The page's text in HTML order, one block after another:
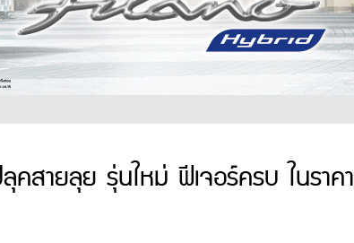
ายลุย รุ่นใหม่ ฟีเจอร์ครบ ในราคา